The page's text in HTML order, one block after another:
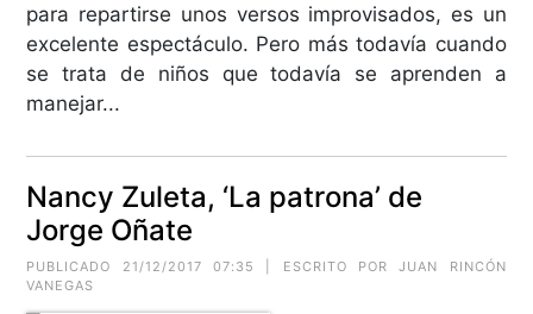
para repartirse unos versos improvisados, es un
excelente espectáculo. Pero más todavía cuando
se trata de niños que todavía se aprenden a
manejar...
Nancy Zuleta, ‘La patrona’ de
Jorge Oñate
PUBLICADO 21/12/2017 07:35 | ESCRITO PORJUAN RINCÓN
VANEGAS